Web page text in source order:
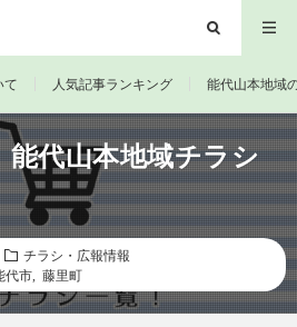
て 人気記事ランキング 能代山本地域
代山本地域チラシ
チラシ・広報情報
代市 藤里町